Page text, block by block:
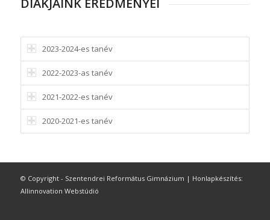
DIÁKJAINK EREDMÉNYEI
2023-2024-es tanév
2022-2023-as tanév
2021-2022-es tanév
2020-2021-es tanév
© Copyright - Szentendrei Református Gimnázium | Honlapkészítés:
Allinnovation Webstúdió